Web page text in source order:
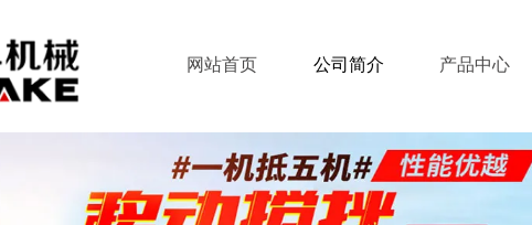
网站首页 公司简介 产品中心